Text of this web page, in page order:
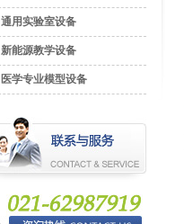
通用实验室设备
新能源教学设备
医学专业模型设备